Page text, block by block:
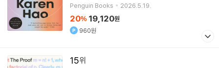
Penguin Books
2026.5.19.
20% 19,120원
960원
15